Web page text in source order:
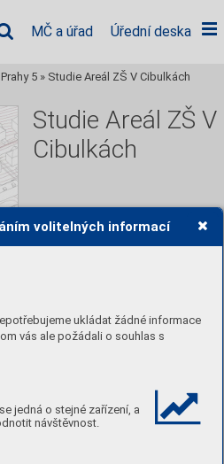
volitelných informací
ukládat žádné informace
vás ale požádali o souhlas s
jedná o stejné zařízení, a
návštěvnost.
MČ a úřad Úřední deska
5 » Studie Areál ZŠ V Cibulkách
Studie Areál ZŠ V
Cibulkách
5,